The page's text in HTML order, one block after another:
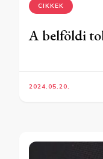
CIKKEK
A belföldi
2024.05.20.